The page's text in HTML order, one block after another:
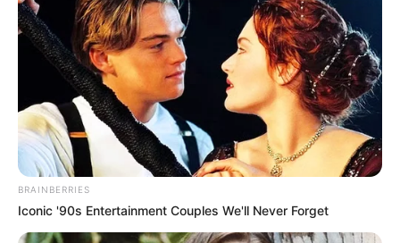
BRAINBERRIES
Iconic '90s Entertainment Couples We'll Never Forget